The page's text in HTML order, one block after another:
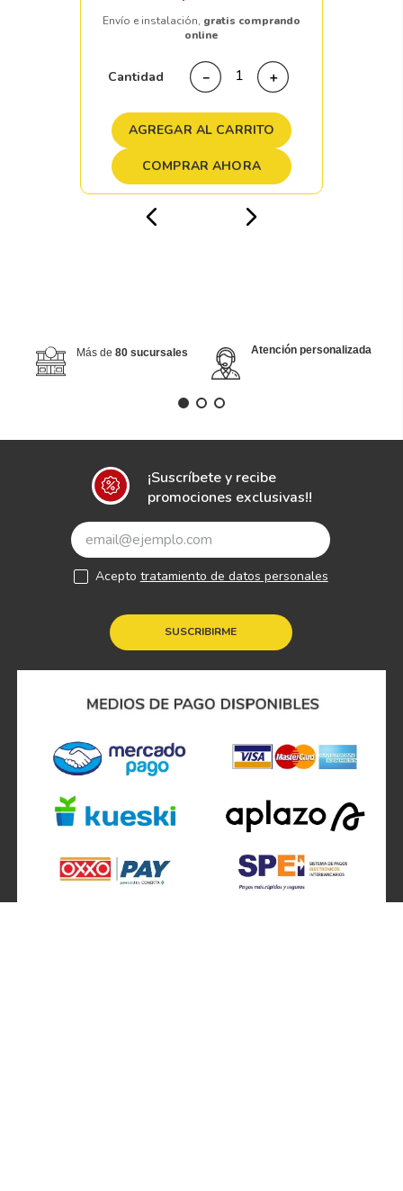
Envío e instalación, gratis comprando
online
Cantidad ＋
－
AGREGAR AL CARRITO
COMPRAR AHORA
Más de 80 sucursales Atención personalizada
¡Suscríbete y recibe
promociones exclusivas!!
SUSCRIBIRME
Acepto tratamiento de datos personales